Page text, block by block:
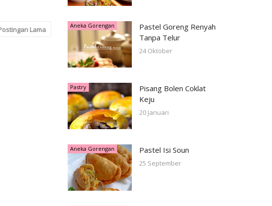
Lama Aneka Gorengan
Pastel Goreng Renyah
Tanpa Telur
24 Oktober
Pastry
Pisang Bolen Coklat
Keju
20 Januari
Aneka Gorengan Pastel Isi Soun
25 September